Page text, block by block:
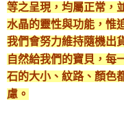
等之呈現，均屬正常，
水晶的靈性與功能，惟
我們會努力維持隨機出
自然給我們的寶貝，每
石的大小、紋路、顏色
慮。